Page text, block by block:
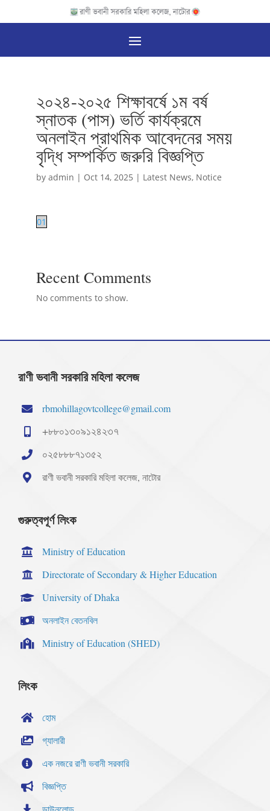
২০২৪-২০২৫ শিক্ষাবর্ষে ১ম বর্ষ
স্নাতক (পাস) ভর্তি কার্যক্রমে
অনলাইন প্রাথমিক আবেদনের সময়
বৃদ্ধি সম্পর্কিত জরুরি বিজ্ঞপ্তি
by admin | Oct 14, 2025 | Latest News, Notice
01
Recent Comments
No comments to show.
রাণী ভবানী সরকারি মহিলা কলেজ
rbmohillagovtcollege@gmail.com
+৮৮০১৩০৯১২৪২৩৭
০২৫৮৮৮৭১৩৫২
রাণী ভবানী সরকারি মহিলা কলেজ, নাটোর
গুরুত্বপূর্ণ লিংক
Ministry of Education
Directorate of Secondary & Higher Education
University of Dhaka
অনলাইন বেতনবিল
Ministry of Education (SHED)
লিংক
হোম
গ্যালারী
এক নজরে রাণী ভবানী সরকারি
বিজ্ঞপ্তি